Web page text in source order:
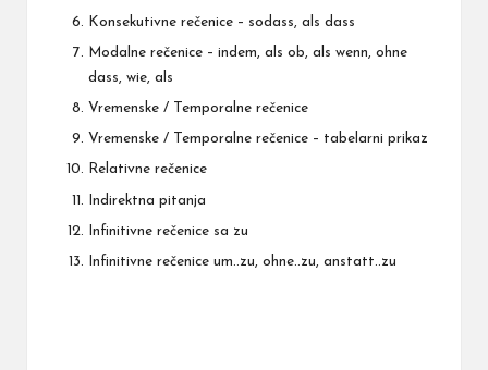
Konsekutivne rečenice – sodass, als dass
Modalne rečenice – indem, als ob, als wenn, ohne
dass, wie, als
Vremenske / Temporalne rečenice
Vremenske / Temporalne rečenice – tabelarni prikaz
Relativne rečenice
Indirektna pitanja
Infinitivne rečenice sa zu
Infinitivne rečenice um..zu, ohne..zu, anstatt..zu